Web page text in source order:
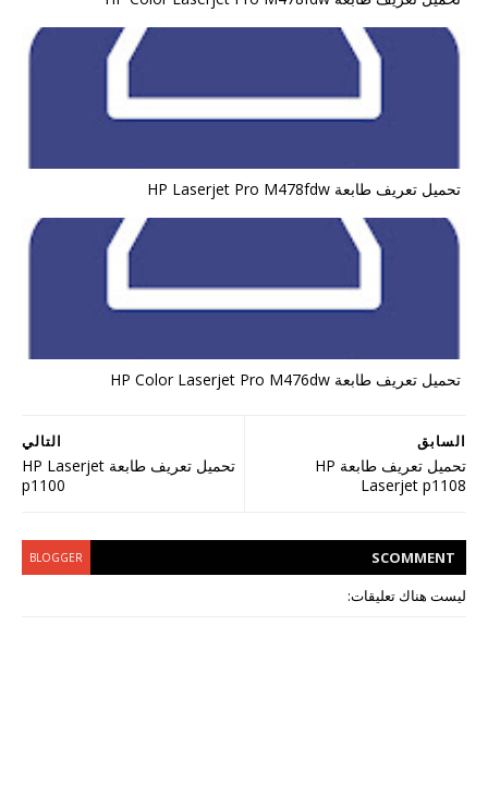
تحميل تعريف طابعة HP Laserjet Pro M478fdw
تحميل تعريف طابعة HP Color Laserjet Pro M476dw
التالي
تحميل تعريف طابعة HP Laserjet
p1100
السابق
تحميل تعريف طابعة HP
Laserjet p1108
COMMENT
S
BLOGGER
ليست هناك تعليقات: